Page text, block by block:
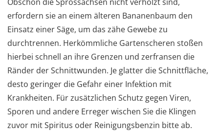
erfordern sie an einem älteren Bananenbaum den
Einsatz einer Säge, um das zähe Gewebe zu
durchtrennen. Herkömmliche Gartenscheren stoßen
hierbei schnell an ihre Grenzen und zerfransen die
Ränder der Schnittwunden. Je glatter die Schnittfläche,
desto geringer die Gefahr einer Infektion mit
Krankheiten. Für zusätzlichen Schutz gegen Viren,
Sporen und andere Erreger wischen Sie die Klingen
zuvor mit Spiritus oder Reinigungsbenzin bitte ab.